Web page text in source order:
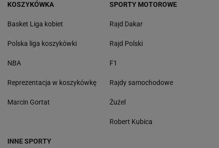
KOSZYKÓWKA
Basket Liga kobiet
Polska liga koszykówki
NBA
Reprezentacja w koszykówkę
Marcin Gortat
SPORTY MOTOROWE
Rajd Dakar
Rajd Polski
F1
Rajdy samochodowe
Żużel
Robert Kubica
INNE SPORTY